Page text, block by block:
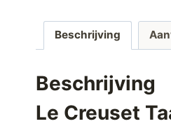
Beschrijving
Beschrijving
Le Creuset